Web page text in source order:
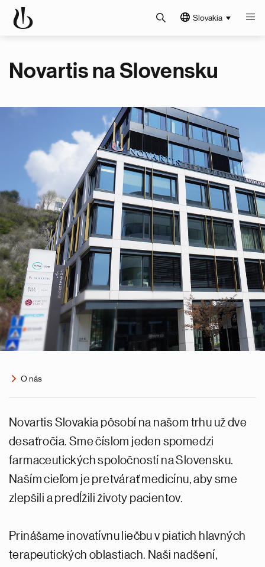
Slovakia
Novartis na Slovensku
O nás
Novartis Slovakia pôsobí na našom trhu už dve
desaťročia. Sme číslom jeden spomedzi
farmaceutických spoločností na Slovensku.
Naším cieľom je pretvárať medicínu, aby sme
zlepšili a predĺžili životy pacientov.
Prinášame inovatívnu liečbu v piatich hlavných
terapeutických oblastiach. Naši nadšení,